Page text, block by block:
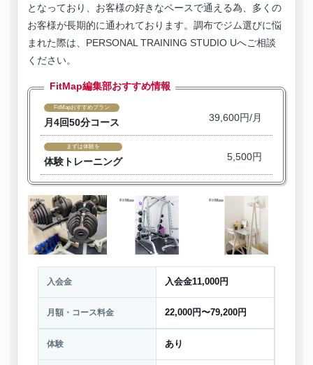
となっており、お客様の好きなペースで通える為、多くの
お客様が長期的に通われております。調布でジム選びに悩
まれた際は、PERSONAL TRAINING STUDIO Uへご相談
ください。
FitMap編集部おすすめ情報
FitMapおすすめプラン
月4回50分コース 39,600円/月
まずは体験を
体験トレーニング 5,500円
入会金 入会金11,000円
月額・コース料金 22,000円〜79,200円
体験 あり